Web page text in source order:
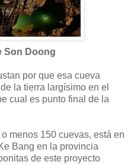
Son Doong
por que esa cueva
la tierra largísimo en el
cual es punto final de la
menos 150 cuevas, está en
Bang en la provincia
de este proyecto